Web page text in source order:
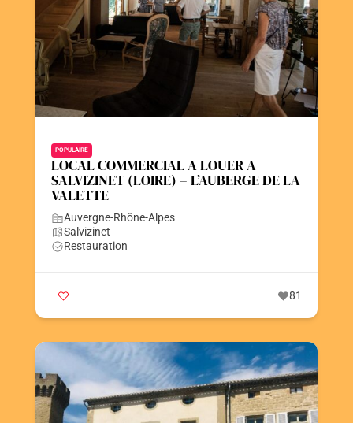
POPULAIRE
LOCAL COMMERCIAL A LOUER A
SALVIZINET (LOIRE) – L’AUBERGE DE LA
VALETTE
Auvergne-Rhône-Alpes
Salvizinet
Restauration
81